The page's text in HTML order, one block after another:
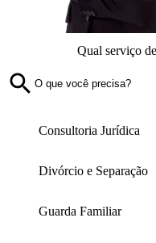
Qual serviço
Consultoria Jurídica
Divórcio e Separação
Guarda Familiar